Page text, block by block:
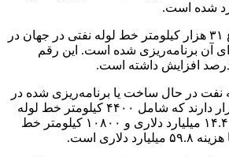
بر این اساس در مجموع ۳۱ هزار کیلومتر خط لوله نفتی در جهان در
آن برنامه‌ریزی شده است. این رقم
در حال ساخت یا برنامه‌ریزی شده در
دو قاره آفریقا و آسیا قرار دارند که شامل ۴۴۰۰ کیلومتر خط لوله
در حال ساخت با هزینه ۱۴.۴ میلیارد دلاری و ۱۰۸۰۰ کیلومتر خط
دلاری است.